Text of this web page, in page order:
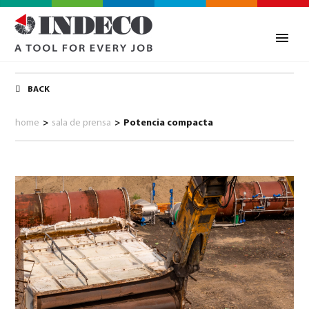
BACK
home > sala de prensa > Potencia compacta